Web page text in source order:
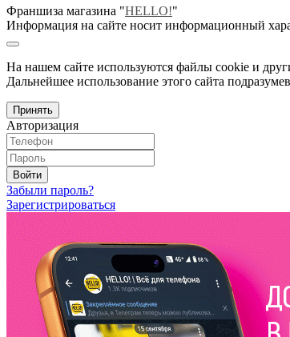
Франшиза магазина "HELLO!"
Информация на сайте носит информационный
На нашем сайте используются файлы cookie и
Дальнейшее использование этого сайта
Принять
Авторизация
Войти
Забыли пароль?
Зарегистрироваться